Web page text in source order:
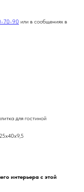
70-90 или в сообщениях в
для гостиной
интерьера с этой